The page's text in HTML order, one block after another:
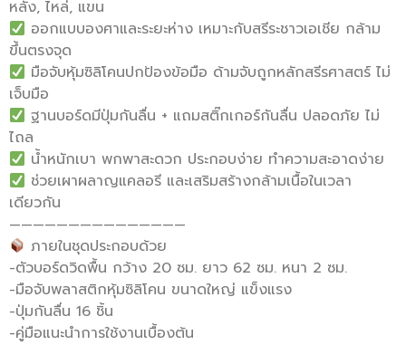
หลัง, ไหล่, แขน
ออกแบบองศาและระยะห่าง เหมาะกับสรีระชาวเอเชีย กล้าม
ขึ้นตรงจุด
มือจับหุ้มซิลิโคนปกป้องข้อมือ ด้ามจับถูกหลักสรีรศาสตร์ ไม่
เจ็บมือ
ฐานบอร์ดมีปุ่มกันลื่น + แถมสติ๊กเกอร์กันลื่น ปลอดภัย ไม่
ไถล
น้ำหนักเบา พกพาสะดวก ประกอบง่าย ทำความสะอาดง่าย
ช่วยเผาผลาญแคลอรี และเสริมสร้างกล้ามเนื้อในเวลา
เดียวกัน
———————————————
ภายในชุดประกอบด้วย
-ตัวบอร์ดวิดพื้น กว้าง 20 ซม. ยาว 62 ซม. หนา 2 ซม.
-มือจับพลาสติกหุ้มซิลิโคน ขนาดใหญ่ แข็งแรง
-ปุ่มกันลื่น 16 ชิ้น
-คู่มือแนะนำการใช้งานเบื้องต้น